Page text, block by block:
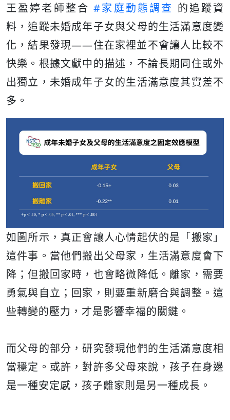
王盈婷老師整合#家庭動態調查 的追蹤資
料，追蹤未婚成年子女與父母的生活滿意度變
化，結果發現——住在家裡並不會讓人比較不
快樂。根據文獻中的描述，不論長期同住或外
出獨立，未婚成年子女的生活滿意度其實差不
多。
如圖所示，真正會讓人心情起伏的是「搬家」
這件事。當他們搬出父母家，生活滿意度會下
降；但搬回家時，也會略微降低。離家，需要
勇氣與自立；回家，則要重新磨合與調整。這
些轉變的壓力，才是影響幸福的關鍵。
而父母的部分，研究發現他們的生活滿意度相
當穩定。或許，對許多父母來說，孩子在身邊
是一種安定感，孩子離家則是另一種成長。